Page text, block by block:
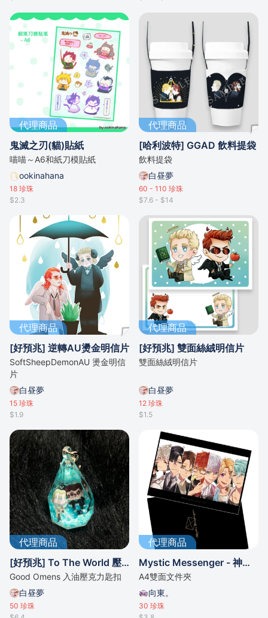
代理商品
鬼滅之刃(貓)貼紙
喵喵～A6和紙刀模貼紙
ookinahana
18 珍珠
$2.3
代理商品
[哈利波特] GGAD 飲料提袋
飲料提袋
白昼夢
60 - 110 珍珠
$7.6 - $14
代理商品
[好預兆] 逆轉AU燙金明信片
SoftSheepDemonAU 燙金明信
片
白昼夢
15 珍珠
$1.9
代理商品
[好預兆] 雙面絲絨明信片
雙面絲絨明信片
白昼夢
12 珍珠
$1.5
代理商品
[好預兆] To The World 壓克力入油吊飾
Good Omens 入油壓克力匙扣
白昼夢
50 珍珠
代理商品
Mystic Messenger - 神秘信使- 文件夾
A4雙面文件夾
向東。
30 珍珠